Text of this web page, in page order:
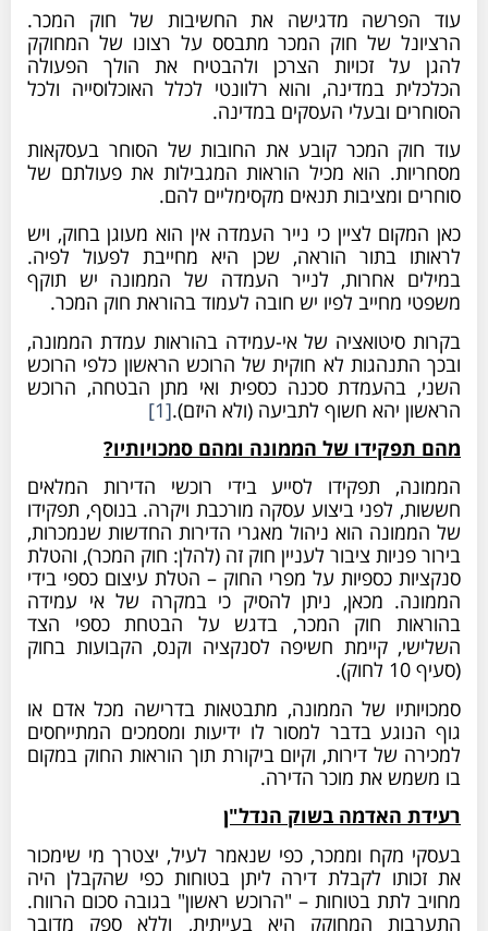
עוד הפרשה מדגישה את החשיבות של חוק המכר.
הרציונל של חוק המכר מתבסס על רצונו של המחוקק
להגן על זכויות הצרכן ולהבטיח את הולך הפעולה
הכלכלית במדינה, והוא רלוונטי לכלל האוכלוסייה ולכל
הסוחרים ובעלי העסקים במדינה.
עוד חוק המכר קובע את החובות של הסוחר בעסקאות
מסחריות. הוא מכיל הוראות המגבילות את פעולתם של
סוחרים ומציבות תנאים מקסימליים להם.
כאן המקום לציין כי נייר העמדה אין הוא מעוגן בחוק, ויש
לראותו בתור הוראה, שכן היא מחייבת לפעול לפיה.
במילים אחרות, לנייר העמדה של הממונה יש תוקף
משפטי מחייב לפיו יש חובה לעמוד בהוראת חוק המכר.
בקרות סיטואציה של אי-עמידה בהוראות עמדת הממונה,
ובכך התנהגות לא חוקית של הרוכש הראשון כלפי הרוכש
השני, בהעמדת סכנה כספית ואי מתן הבטחה, הרוכש
הראשון יהא חשוף לתביעה (ולא היזם).[1]
מהם תפקידו של הממונה ומהם סמכויותיו?
הממונה, תפקידו לסייע בידי רוכשי הדירות המלאים
חששות, לפני ביצוע עסקה מורכבת ויקרה. בנוסף, תפקידו
של הממונה הוא ניהול מאגרי הדירות החדשות שנמכרות,
בירור פניות ציבור לעניין חוק זה (להלן: חוק המכר), והטלת
סנקציות כספיות על מפרי החוק – הטלת עיצום כספי בידי
הממונה. מכאן, ניתן להסיק כי במקרה של אי עמידה
בהוראות חוק המכר, בדגש על הבטחת כספי הצד
השלישי, קיימת חשיפה לסנקציה וקנס, הקבועות בחוק
(סעיף 10 לחוק).
סמכויותיו של הממונה, מתבטאות בדרישה מכל אדם או
גוף הנוגע בדבר למסור לו ידיעות ומסמכים המתייחסים
למכירה של דירות, וקיום ביקורת תוך הוראות החוק במקום
בו משמש את מוכר הדירה.
רעידת האדמה בשוק הנדל"ן
בעסקי מקח וממכר, כפי שנאמר לעיל, יצטרך מי שימכור
את זכותו לקבלת דירה ליתן בטוחות כפי שהקבלן היה
מחויב לתת בטוחות – "הרוכש ראשון" בגובה סכום הרווח.
התערבות המחוקק היא בעייתית, וללא ספק מדובר